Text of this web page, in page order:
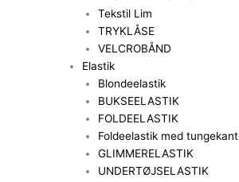
Tekstil Lim
TRYKLÅSE
VELCROBÅND
Elastik
Blondeelastik
BUKSEELASTIK
FOLDEELASTIK
Foldeelastik med tungekant
GLIMMERELASTIK
UNDERTØJSELASTIK